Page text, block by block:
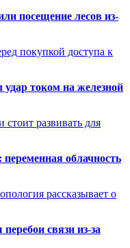
посещение лесов из-
покупкой доступа к
током на железной
развивать для
облачность
рассказывает о
связи из-за